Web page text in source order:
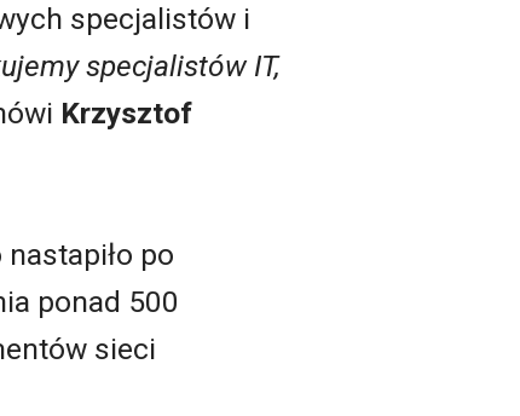
specjalistów i
specjalistów IT,
Krzysztof
po
ponad 500
sieci